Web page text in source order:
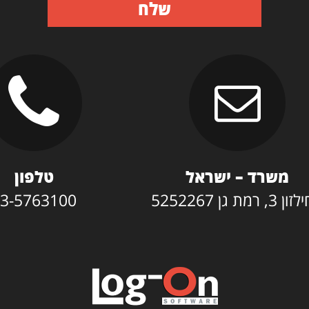
שלח
משרד – ישראל
גן 5252267
טלפון
5763100